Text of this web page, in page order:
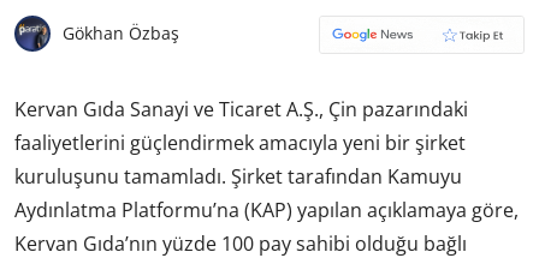
Gökhan Özbaş
Kervan Gıda Sanayi ve Ticaret A.Ş., Çin pazarındaki
faaliyetlerini güçlendirmek amacıyla yeni bir şirket
kuruluşunu tamamladı. Şirket tarafından Kamuyu
Aydınlatma Platformu’na (KAP) yapılan açıklamaya göre,
Kervan Gıda’nın yüzde 100 pay sahibi olduğu bağlı